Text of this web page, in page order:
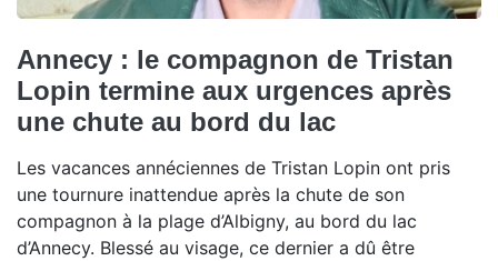
Annecy : le compagnon de Tristan
Lopin termine aux urgences après
une chute au bord du lac
Les vacances annéciennes de Tristan Lopin ont pris
une tournure inattendue après la chute de son
compagnon à la plage d’Albigny, au bord du lac
d’Annecy. Blessé au visage, ce dernier a dû être